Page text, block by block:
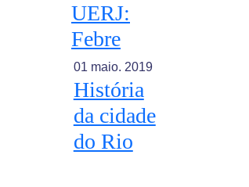
UERJ:
Febre
01 maio. 2019
História
da cidade
do Rio